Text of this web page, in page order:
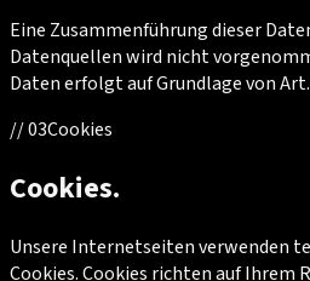
Eine Zusammenführung dieser
Datenquellen wird nicht
Daten erfolgt auf Grundlage von Art.
//03Cookies
Cookies.
Unsere Internetseiten verwenden
Cookies. Cookies richten auf Ihrem